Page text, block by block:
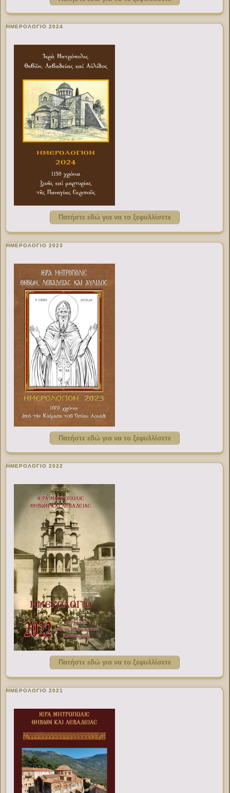
ΗΜΕΡΟΛΟΓΙΟ 2024
Πατήστε εδώ για να το ξεφυλλίσετε
ΗΜΕΡΟΛΟΓΙΟ 2023
Πατήστε εδώ για να το ξεφυλλίσετε
ΗΜΕΡΟΛΟΓΙΟ 2022
Πατήστε εδώ για να το ξεφυλλίσετε
ΗΜΕΡΟΛΟΓΙΟ 2021